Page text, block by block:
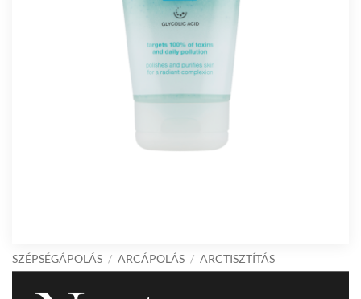
SZÉPSÉGÁPOLÁS / ARCÁPOLÁS / ARCTISZTÍTÁS